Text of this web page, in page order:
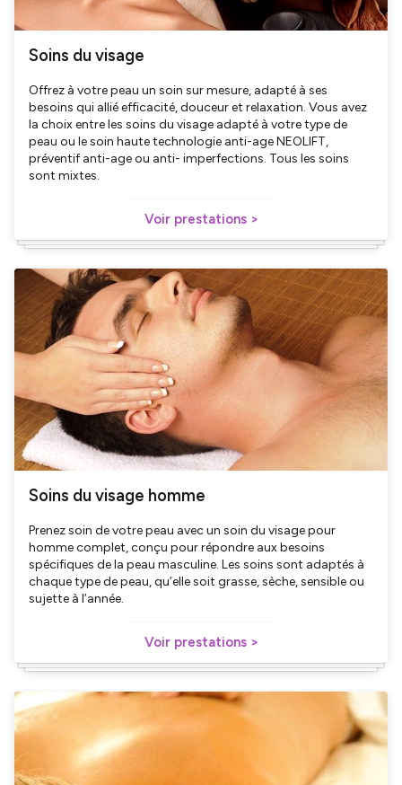
Soins du visage
Offrez à votre peau un soin sur mesure, adapté à ses
besoins qui allié efficacité, douceur et relaxation. Vous avez
la choix entre les soins du visage adapté à votre type de
peau ou le soin haute technologie anti-age NEOLIFT,
préventif anti-age ou anti- imperfections. Tous les soins
sont mixtes.
Voir prestations >
Soins du visage homme
Prenez soin de votre peau avec un soin du visage pour
homme complet, conçu pour répondre aux besoins
spécifiques de la peau masculine. Les soins sont adaptés à
chaque type de peau, qu’elle soit grasse, sèche, sensible ou
sujette à l’année.
Voir prestations >